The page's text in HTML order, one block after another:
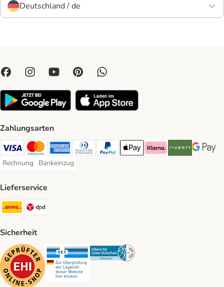
Deutschland / de
Zahlungsarten
Visa Payment Method
Mastercard Payment Method
American Express Payment Method
Diners Club Payment Method
PayPal Payment Method
Apple Pay Payment Method
Klarna Payment Method
Riverty Payment
Google
Rechnung
Rechnung Payment Method
Bankeinzug
Bankeinzug Payment Method
Lieferservice
DHL Shipping Method
Sicherheit
Security Security Security